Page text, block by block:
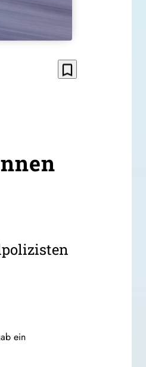
bookmark_border
ein